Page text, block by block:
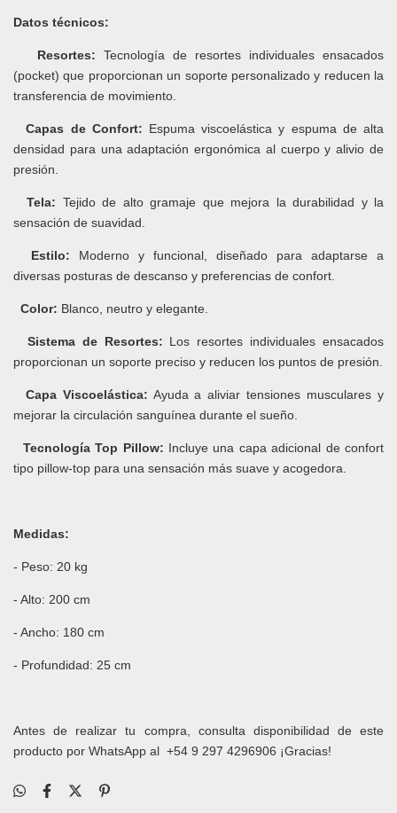
Datos técnicos:
Resortes: Tecnología de resortes individuales ensacados
(pocket) que proporcionan un soporte personalizado y reducen la
transferencia de movimiento.
Capas de Confort: Espuma viscoelástica y espuma de alta
densidad para una adaptación ergonómica al cuerpo y alivio de
presión.
Tela: Tejido de alto gramaje que mejora la durabilidad y la
sensación de suavidad.
Estilo: Moderno y funcional, diseñado para adaptarse a
diversas posturas de descanso y preferencias de confort.
Color: Blanco, neutro y elegante.
Sistema de Resortes: Los resortes individuales ensacados
proporcionan un soporte preciso y reducen los puntos de presión.
Capa Viscoelástica: Ayuda a aliviar tensiones musculares y
mejorar la circulación sanguínea durante el sueño.
Tecnología Top Pillow: Incluye una capa adicional de confort
tipo pillow-top para una sensación más suave y acogedora.
Medidas:
- Peso: 20 kg
- Alto: 200 cm
- Ancho: 180 cm
- Profundidad: 25 cm
Antes de realizar tu compra, consulta disponibilidad de este
producto por WhatsApp al +54 9 297 4296906 ¡Gracias!